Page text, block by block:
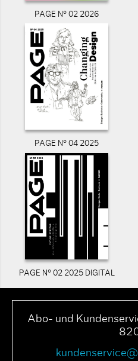
PAGE N° 02 2026
PAGE N° 04 2025
PAGE N° 02 2025 DIGITAL
Abo- und